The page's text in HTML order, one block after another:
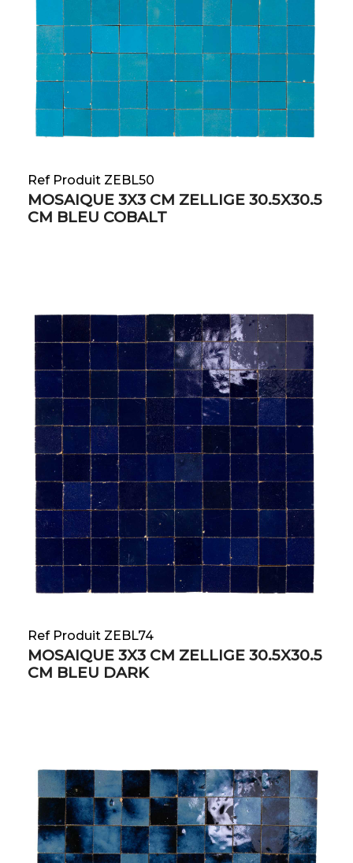
Ref Produit ZEBL50
MOSAIQUE 3X3 CM ZELLIGE 30.5X30.5
CM BLEU COBALT
Ref Produit ZEBL74
MOSAIQUE 3X3 CM ZELLIGE 30.5X30.5
CM BLEU DARK